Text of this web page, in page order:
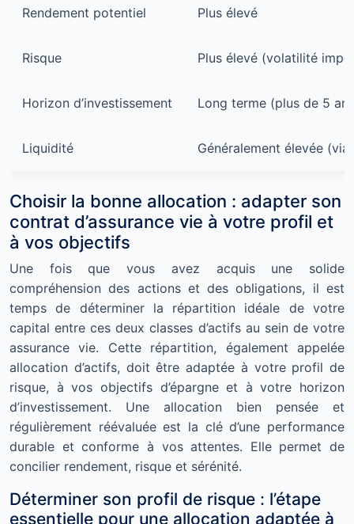
Rendement potentiel Plus élevé
Risque Plus élevé (volatilité
Horizon d’investissement Long terme (plus de 5
Liquidité Généralement élevée
Choisir la bonne allocation : adapter son
contrat d’assurance vie à votre profil et
à vos objectifs
Une fois que vous avez acquis une solide
compréhension des actions et des obligations, il est
temps de déterminer la répartition idéale de votre
capital entre ces deux classes d’actifs au sein de votre
assurance vie. Cette répartition, également appelée
allocation d’actifs, doit être adaptée à votre profil de
risque, à vos objectifs d’épargne et à votre horizon
d’investissement. Une allocation bien pensée et
régulièrement réévaluée est la clé d’une performance
durable et conforme à vos attentes. Elle permet de
concilier rendement, risque et sérénité.
Déterminer son profil de risque : l’étape
essentielle pour une allocation adaptée à